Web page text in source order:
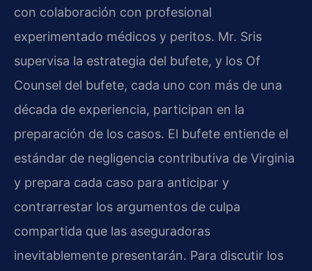
con colaboración con profesional
experimentado médicos y peritos. Mr. Sris
supervisa la estrategia del bufete, y los Of
Counsel del bufete, cada uno con más de una
década de experiencia, participan en la
preparación de los casos. El bufete entiende el
estándar de negligencia contributiva de Virginia
y prepara cada caso para anticipar y
contrarrestar los argumentos de culpa
compartida que las aseguradoras
inevitablemente presentarán. Para discutir los